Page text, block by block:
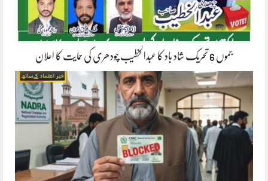
جموں 6 تحریک شاد باد کا عبدالخطیب چودھری کی حمایت کا اعلان